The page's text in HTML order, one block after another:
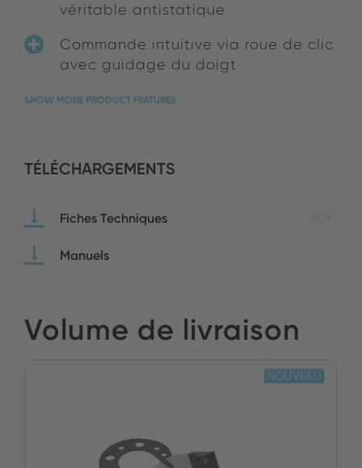
véritable antistatique
Commande intuitive via roue de clic
avec guidage du doigt
SHOW MORE PRODUCT FEATURES
TÉLÉCHARGEMENTS
Fiches Techniques
Manuels
Volume de livraison
NOUVEAU